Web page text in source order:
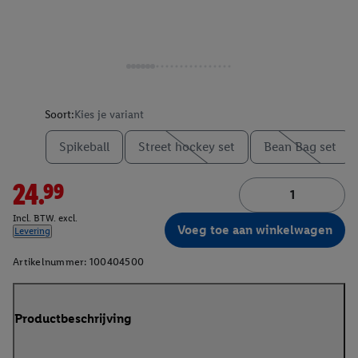
Soort:Kies je variant
Spikeball Street hockey set Bean Bag set
24.99
Incl. BTW. excl.
Levering
Voeg toe aan winkelwagen
Artikelnummer: 100404500
Productbeschrijving